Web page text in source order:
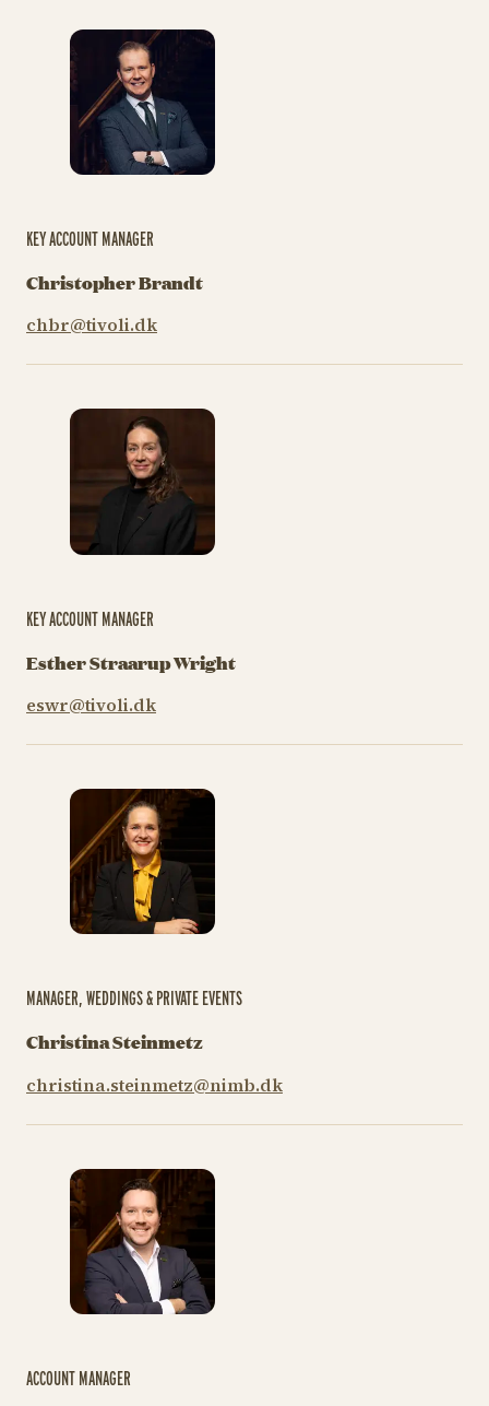
KEY ACCOUNT MANAGER
Christopher Brandt
chbr@tivoli.dk
KEY ACCOUNT MANAGER
Esther Straarup Wright
eswr@tivoli.dk
MANAGER, WEDDINGS & PRIVATE EVENTS
Christina Steinmetz
christina.steinmetz@nimb.dk
ACCOUNT MANAGER